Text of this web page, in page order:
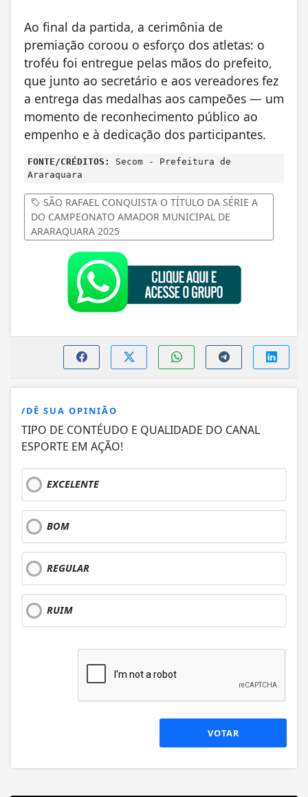
Ao final da partida, a cerimônia de
premiação coroou o esforço dos atletas: o
troféu foi entregue pelas mãos do prefeito,
que junto ao secretário e aos vereadores fez
a entrega das medalhas aos campeões — um
momento de reconhecimento público ao
empenho e à dedicação dos participantes.
FONTE/CRÉDITOS:
Secom - Prefeitura de
Araraquara
SÃO RAFAEL CONQUISTA O TÍTULO DA SÉRIE A
DO CAMPEONATO AMADOR MUNICIPAL DE
ARARAQUARA 2025
/DÊ SUA OPINIÃO
TIPO DE CONTÉUDO E QUALIDADE DO CANAL
ESPORTE EM AÇÃO!
EXCELENTE
BOM
REGULAR
RUIM
VOTAR